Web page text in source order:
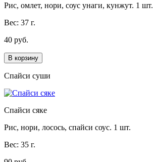
Рис, омлет, нори, соус унаги, кунжут. 1 шт.
Вес: 37 г.
40 руб.
В корзину
Спайси суши
Спайси сяке
Рис, нори, лосось, спайси соус. 1 шт.
Вес: 35 г.